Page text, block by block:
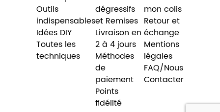
Outils
indispensables
Idées DIY
Toutes les
techniques
dégressifs
et Remises
Livraison en
2 à 4 jours
Méthodes
de
paiement
Points
fidélité
mon colis
Retour et
échange
Mentions
légales
FAQ/Nous
Contacter